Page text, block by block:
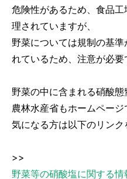
危険性があるため、食品
理されていますが、
野菜については規制の基
れているため、注意が必要
野菜の中に含まれる硝酸態
農林水産省もホームページ
気になる方は以下のリンク
>>
野菜等の硝酸塩に関する情